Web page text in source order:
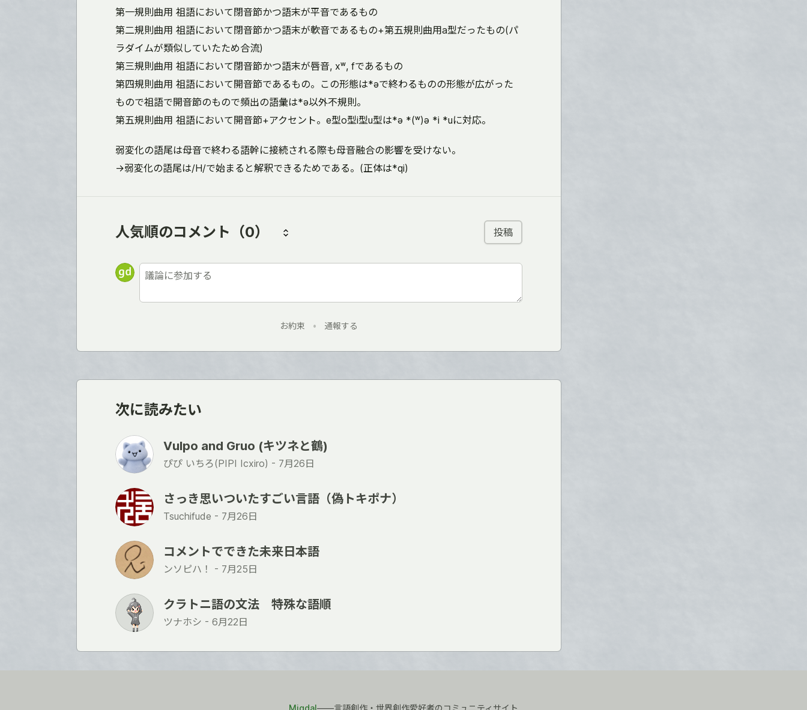
第一規則曲用 祖語において閉音節かつ語末が平音であるもの
第二規則曲用 祖語において閉音節かつ語末が軟音であるもの+第五規則曲用a型だったもの(パ
ラダイムが類似していたため合流)
第三規則曲用 祖語において閉音節かつ語末が唇音, xʷ, fであるもの
第四規則曲用 祖語において開音節であるもの。この形態は*əで終わるものの形態が広がった
もので祖語で開音節のもので頻出の語彙は*ə以外不規則。
第五規則曲用 祖語において開音節+アクセント。e型o型i型u型は*ə *(ʷ)ə *i *uに対応。
弱変化の語尾は母音で終わる語幹に接続される際も母音融合の影響を受けない。
→弱変化の語尾は/H/で始まると解釈できるためである。(正体は*qi)
人気順のコメント （0） 投稿
お約束 • 通報する
次に読みたい
Vulpo and Gruo (キツネと鶴)
ぴぴ いちろ(PIPI Icxiro) - 7月26日
さっき思いついたすごい言語（偽トキポナ）
Tsuchifude - 7月26日
コメントでできた未来日本語
ンソピハ！ - 7月25日
クラトニ語の文法 特殊な語順
ツナホシ - 6月22日
Migdal――言語創作・世界創作愛好者のコミュニティサイト